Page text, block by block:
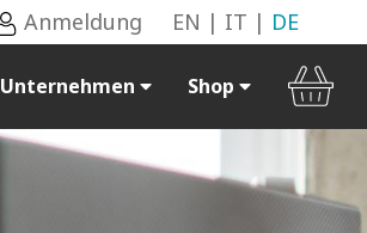
Anmeldung EN | IT | DE
Unternehmen Shop